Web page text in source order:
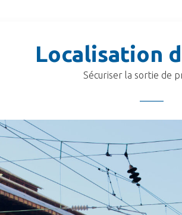
Localisation
Sécuriser la sortie de